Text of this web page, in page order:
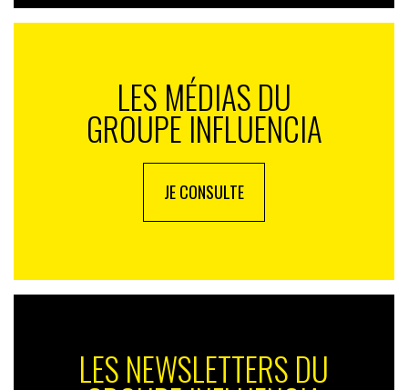
LES MÉDIAS DU
GROUPE INFLUENCIA
JE CONSULTE
LES NEWSLETTERS DU